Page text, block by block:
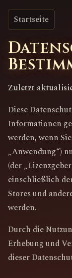
Startseite
Zuletzt
Diese
Informationen
werden, wenn
„Anwendung“)
(der
einschließlich
Stores und
werden.
Durch die
Erhebung und
dieser